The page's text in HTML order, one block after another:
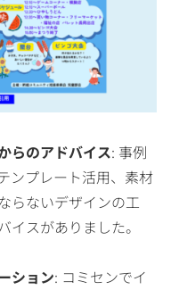
らのアドバイス: 事例
ンプレート活用、素材
らないデザインの工
イスがありました。
ション: コミセンでイ